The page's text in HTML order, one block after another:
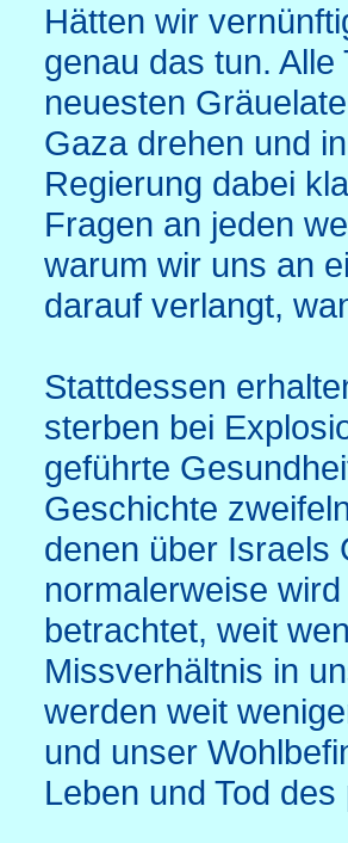
Hätten wir
genau das tun.
neuesten
Gaza drehen und
Regierung dabei
Fragen an jeden
warum wir uns an
darauf verlangt,
Stattdessen
sterben bei
geführte
Geschichte
denen über Israels
normalerweise
betrachtet, weit
Missverhältnis in
werden weit
und unser
Leben und Tod